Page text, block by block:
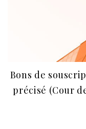
Bons de
précisé (Cour